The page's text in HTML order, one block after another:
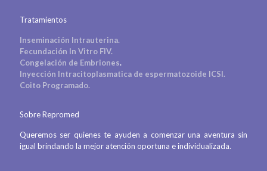
Tratamientos
Inseminación Intrauterina.
Fecundación In Vitro FIV.
Congelación de Embriones.
Inyección Intracitoplasmatica de espermatozoide ICSI.
Coito Programado.
Sobre Repromed
Queremos ser quienes te ayuden a comenzar una aventura sin
igual brindando la mejor atención oportuna e individualizada.